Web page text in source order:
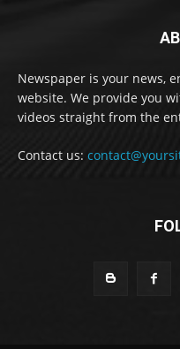
Newspaper is your news,
website. We provide you
videos straight from the
Contact us: